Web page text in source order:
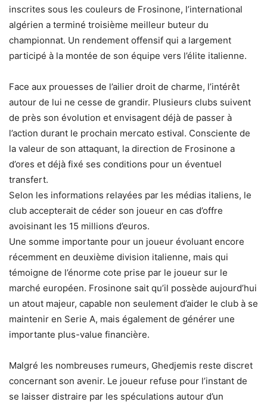
inscrites sous les couleurs de Frosinone, l’international
algérien a terminé troisième meilleur buteur du
championnat. Un rendement offensif qui a largement
participé à la montée de son équipe vers l’élite italienne.
Face aux prouesses de l’ailier droit de charme, l’intérêt
autour de lui ne cesse de grandir. Plusieurs clubs suivent
de près son évolution et envisagent déjà de passer à
l’action durant le prochain mercato estival. Consciente de
la valeur de son attaquant, la direction de Frosinone a
d’ores et déjà fixé ses conditions pour un éventuel
transfert.
Selon les informations relayées par les médias italiens, le
club accepterait de céder son joueur en cas d’offre
avoisinant les 15 millions d’euros.
Une somme importante pour un joueur évoluant encore
récemment en deuxième division italienne, mais qui
témoigne de l’énorme cote prise par le joueur sur le
marché européen. Frosinone sait qu’il possède aujourd’hui
un atout majeur, capable non seulement d’aider le club à se
maintenir en Serie A, mais également de générer une
importante plus-value financière.
Malgré les nombreuses rumeurs, Ghedjemis reste discret
concernant son avenir. Le joueur refuse pour l’instant de
se laisser distraire par les spéculations autour d’un